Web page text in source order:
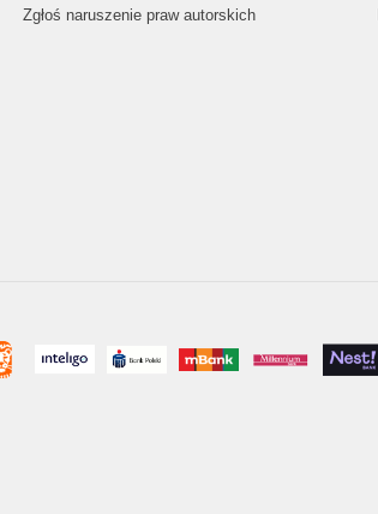
Zgłoś naruszenie praw autorskich